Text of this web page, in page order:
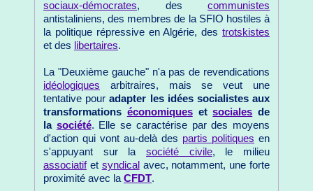
sociaux-démocrates, des communistes
antistaliniens, des membres de la SFIO hostiles à
la politique répressive en Algérie, des trotskistes
et des libertaires.
La "Deuxième gauche" n'a pas de revendications
idéologiques arbitraires, mais se veut une
tentative pouradapter les idées socialistes aux
transformations économiquesetsociales de
la société. Elle se caractérise par des moyens
d'action qui vont au-delà des partis politiques en
s'appuyant sur la société civile, le milieu
associatifet syndical avec, notamment, une forte
proximité avec la CFDT.